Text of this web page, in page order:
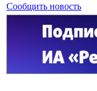
Сообщить новость